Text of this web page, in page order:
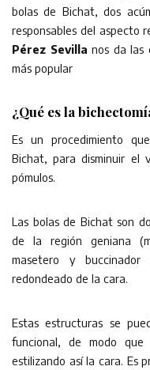
bolas de Bichat, dos
responsables del aspecto
Pérez Sevilla nos da las
más popular
¿Qué es la
Es un procedimiento
Bichat, para disminuir el
pómulos.
Las bolas de Bichat son
de la región geniana
masetero y buccinador
redondeado de la cara.
Estas estructuras se
funcional, de modo
estilizando así la cara. Es